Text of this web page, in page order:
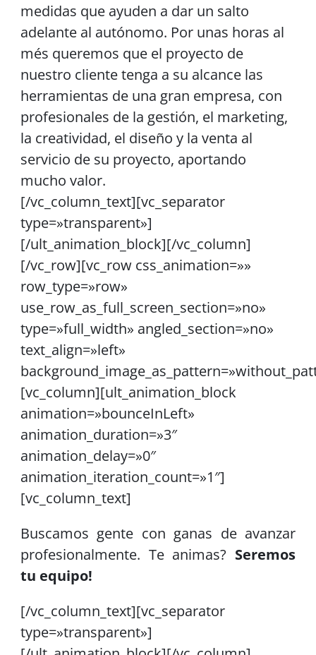
medidas que ayuden a dar un salto
adelante al autónomo. Por unas horas al
més queremos que el proyecto de
nuestro cliente tenga a su alcance las
herramientas de una gran empresa, con
profesionales de la gestión, el marketing,
la creatividad, el diseño y la venta al
servicio de su proyecto, aportando
mucho valor.
[/vc_column_text][vc_separator
type=»transparent»]
[/ult_animation_block][/vc_column]
[/vc_row][vc_row css_animation=»»
row_type=»row»
use_row_as_full_screen_section=»no»
type=»full_width» angled_section=»no»
text_align=»left»
[vc_column][ult_animation_block
animation=»bounceInLeft»
animation_duration=»3″
animation_delay=»0″
animation_iteration_count=»1″]
[vc_column_text]
Buscamos gente con ganas de avanzar
profesionalmente. Te animas? Seremos
tu equipo!
[/vc_column_text][vc_separator
type=»transparent»]